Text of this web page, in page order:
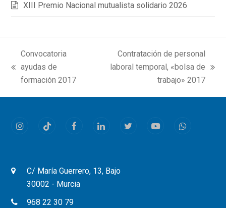
XIII Premio Nacional mutualista solidario 2026
previous
post:
Convocatoria
ayudas de
formación 2017
Contratación de personal
laboral temporal, «bolsa de
trabajo» 2017
InstagramTiktok FacebookLinkedInTwitterYoutubeWhatsapp
C/ María Guerrero, 13, Bajo
30002 - Murcia
968 22 30 79